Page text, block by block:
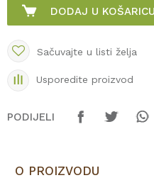
DODAJ U KOŠARICU
Sačuvajte u listi želja
Usporedite proizvod
PODIJELI
O PROIZVODU